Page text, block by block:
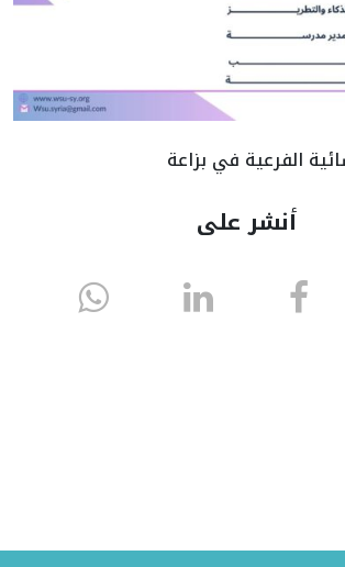
الفرعية في بزاعة
أنشر على
انشر انشر